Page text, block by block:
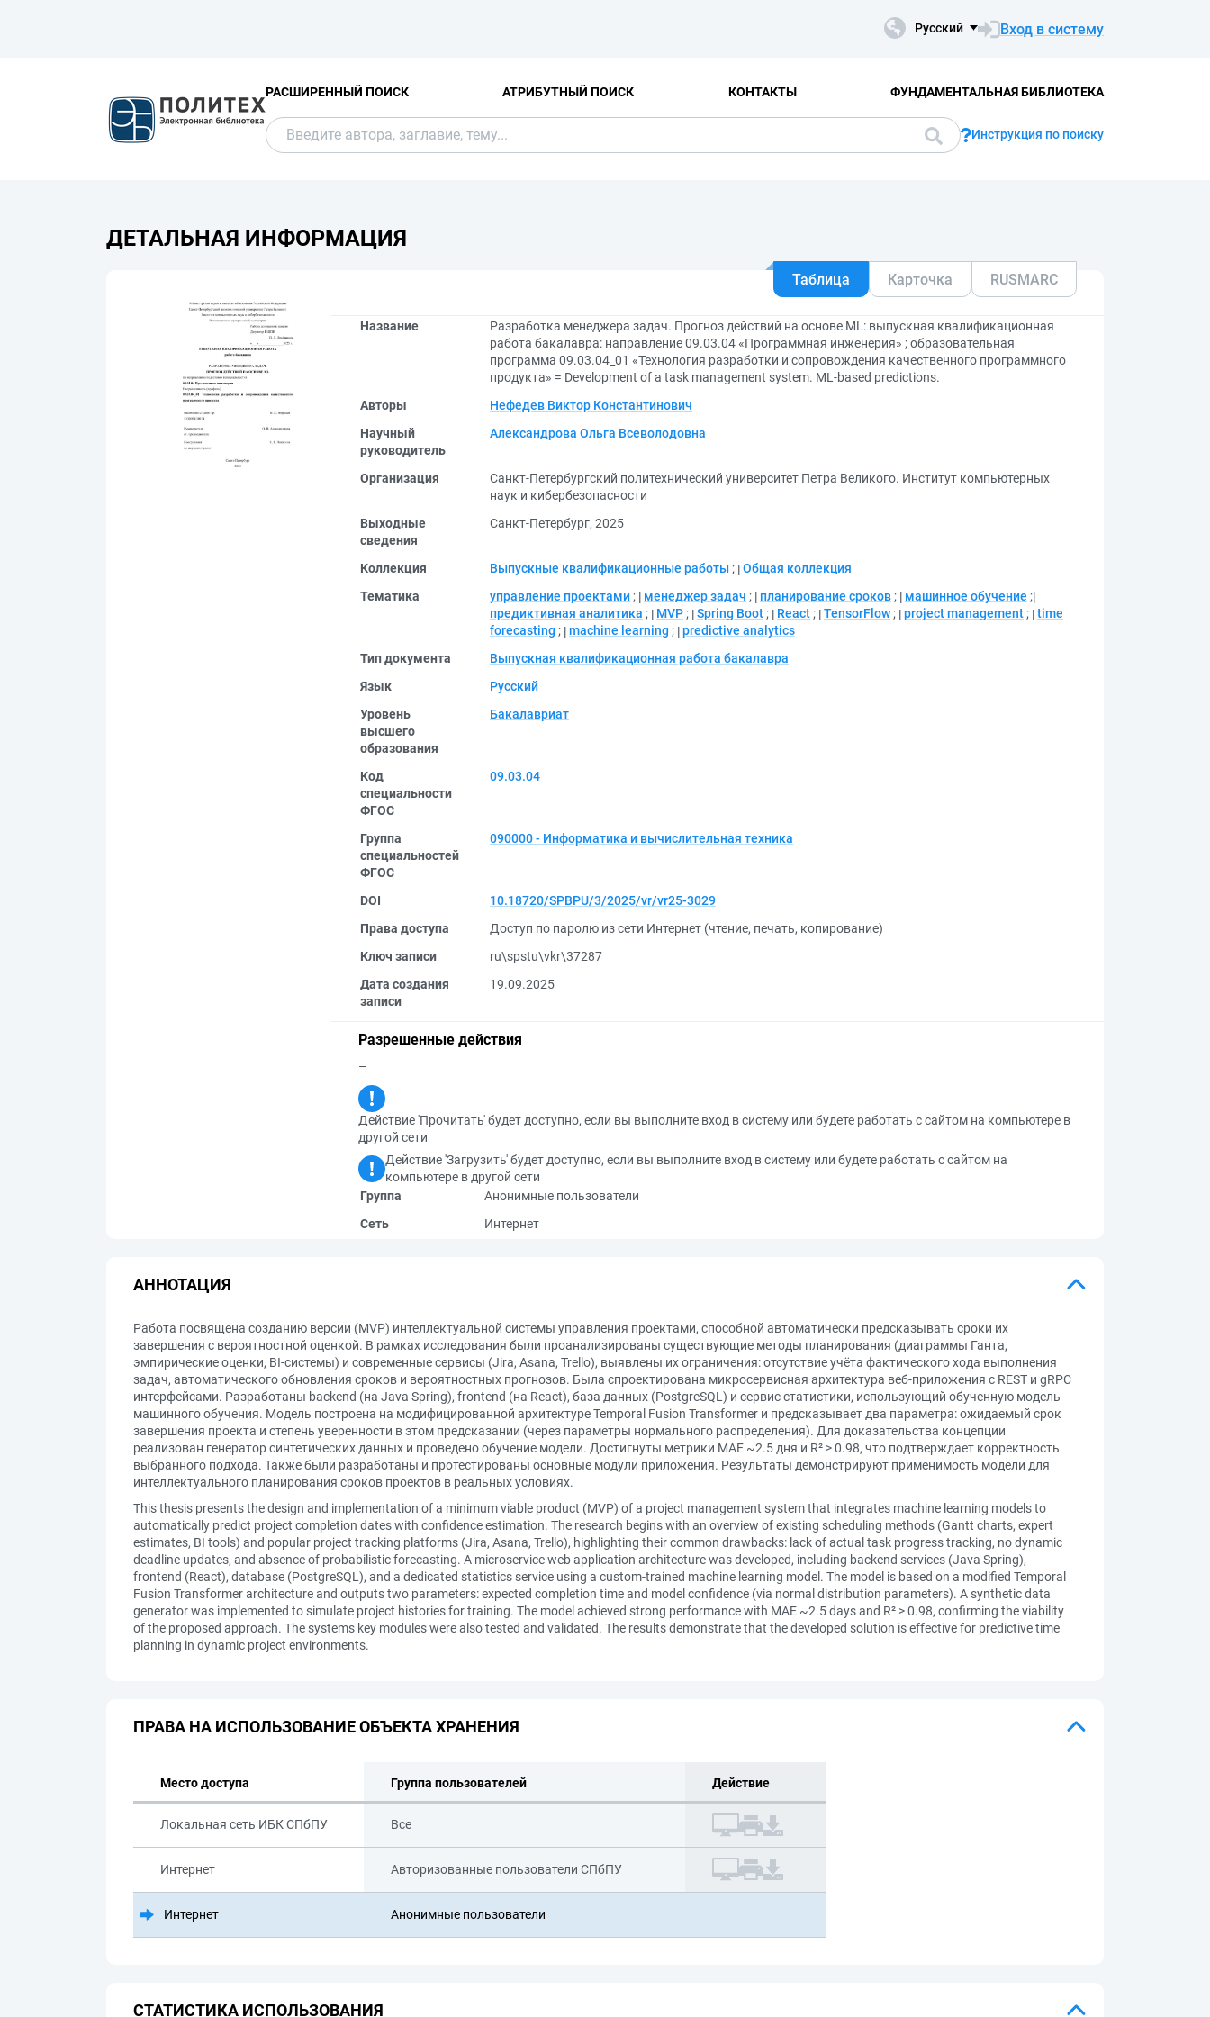
Русский Вход в систему
РАСШИРЕННЫЙ ПОИСК АТРИБУТНЫЙ ПОИСК КОНТАКТЫ ФУНДАМЕНТАЛЬНАЯ БИБЛИОТЕКА
Инструкция по поиску
ДЕТАЛЬНАЯ ИНФОРМАЦИЯ
Таблица Карточка RUSMARC
Название
Разработка менеджера задач. Прогноз действий на основе ML: выпускная квалификационная
работа бакалавра: направление 09.03.04 «Программная инженерия» ; образовательная
программа 09.03.04_01 «Технология разработки и сопровождения качественного программного
продукта» = Development of a task management system. ML-based predictions.
Авторы
Нефедев Виктор Константинович
Научный
руководитель
Александрова Ольга Всеволодовна
Организация
Санкт-Петербургский политехнический университет Петра Великого. Институт компьютерных
наук и кибербезопасности
Выходные
сведения
Санкт-Петербург, 2025
Коллекция Выпускные квалификационные работы ; Общая коллекция
Тематика
управление проектами ; менеджер задач ; планирование сроков ; машинное обучение ;
предиктивная аналитика ; MVP ; Spring Boot ; React ; TensorFlow ; project management ; time
forecasting ; machine learning ; predictive analytics
Тип документа
Выпускная квалификационная работа бакалавра
Язык
Русский
Уровень
высшего
образования
Бакалавриат
Код
специальности
ФГОС
09.03.04
Группа
специальностей
ФГОС
090000 - Информатика и вычислительная техника
DOI
10.18720/SPBPU/3/2025/vr/vr25-3029
Права доступа
Доступ по паролю из сети Интернет (чтение, печать, копирование)
Ключ записи
ru\spstu\vkr\37287
Дата создания
записи
19.09.2025
Разрешенные действия
–
Действие 'Прочитать' будет доступно, если вы выполните вход в систему или будете работать с сайтом на компьютере в
другой сети
Действие 'Загрузить' будет доступно, если вы выполните вход в систему или будете работать с сайтом на
компьютере в другой сети
Группа
Анонимные пользователи
Сеть
Интернет
АННОТАЦИЯ
Работа посвящена созданию версии (MVP) интеллектуальной системы управления проектами, способной автоматически предсказывать сроки их
завершения с вероятностной оценкой. В рамках исследования были проанализированы существующие методы планирования (диаграммы Ганта,
эмпирические оценки, BI-системы) и современные сервисы (Jira, Asana, Trello), выявлены их ограничения: отсутствие учёта фактического хода выполнения
задач, автоматического обновления сроков и вероятностных прогнозов. Была спроектирована микросервисная архитектура веб-приложения с REST и gRPC
интерфейсами. Разработаны backend (на Java Spring), frontend (на React), база данных (PostgreSQL) и сервис статистики, использующий обученную модель
машинного обучения. Модель построена на модифицированной архитектуре Temporal Fusion Transformer и предсказывает два параметра: ожидаемый срок
завершения проекта и степень уверенности в этом предсказании (через параметры нормального распределения). Для доказательства концепции
реализован генератор синтетических данных и проведено обучение модели. Достигнуты метрики MAE ~2.5 дня и R² > 0.98, что подтверждает корректность
выбранного подхода. Также были разработаны и протестированы основные модули приложения. Результаты демонстрируют применимость модели для
интеллектуального планирования сроков проектов в реальных условиях.
This thesis presents the design and implementation of a minimum viable product (MVP) of a project management system that integrates machine learning models to
automatically predict project completion dates with confidence estimation. The research begins with an overview of existing scheduling methods (Gantt charts, expert
estimates, BI tools) and popular project tracking platforms (Jira, Asana, Trello), highlighting their common drawbacks: lack of actual task progress tracking, no dynamic
deadline updates, and absence of probabilistic forecasting. A microservice web application architecture was developed, including backend services (Java Spring),
frontend (React), database (PostgreSQL), and a dedicated statistics service using a custom-trained machine learning model. The model is based on a modified Temporal
Fusion Transformer architecture and outputs two parameters: expected completion time and model confidence (via normal distribution parameters). A synthetic data
generator was implemented to simulate project histories for training. The model achieved strong performance with MAE ~2.5 days and R² > 0.98, confirming the viability
of the proposed approach. The systems key modules were also tested and validated. The results demonstrate that the developed solution is effective for predictive time
planning in dynamic project environments.
ПРАВА НА ИСПОЛЬЗОВАНИЕ ОБЪЕКТА ХРАНЕНИЯ
Место доступа Группа пользователей Действие
Локальная сеть ИБК СПбПУ Все
Интернет Авторизованные пользователи СПбПУ
Интернет Анонимные пользователи
СТАТИСТИКА ИСПОЛЬЗОВАНИЯ